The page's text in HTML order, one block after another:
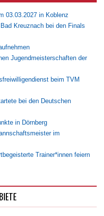
03.03.2027 in Koblenz
Kreuznach bei den Finals
Jugendmeisterschaften der
beim TVM
bei den Deutschen
in Dörnberg
im
Trainer*innen feiern